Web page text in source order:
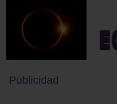
Publicidad